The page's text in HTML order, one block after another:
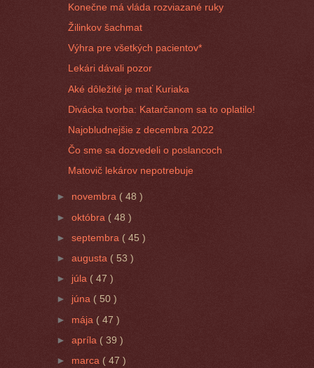
Konečne má vláda rozviazané ruky
Žilinkov šachmat
Výhra pre všetkých pacientov*
Lekári dávali pozor
Aké dôležité je mať Kuriaka
Divácka tvorba: Katarčanom sa to oplatilo!
Najobludnejšie z decembra 2022
Čo sme sa dozvedeli o poslancoch
Matovič lekárov nepotrebuje
► novembra ( 48 )
►októbra ( 48 )
►septembra ( 45 )
►augusta ( 53 )
► júla( 47 )
► júna ( 50 )
► mája ( 47 )
►apríla ( 39 )
► marca ( 47 )